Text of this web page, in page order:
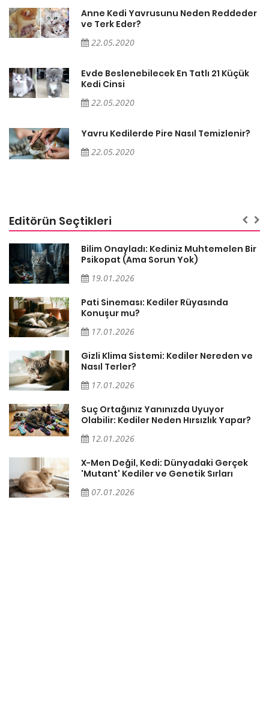
Anne Kedi Yavrusunu Neden Reddeder
ve Terk Eder?
22.05.2020
Evde Beslenebilecek En Tatlı 21 Küçük
Kedi Cinsi
22.05.2020
Yavru Kedilerde Pire Nasıl Temizlenir?
22.05.2020
Editörün Seçtikleri
Bilim Onayladı: Kediniz Muhtemelen Bir
Psikopat (Ama Sorun Yok)
19.01.2026
Pati Sineması: Kediler Rüyasında
Konuşur mu?
17.01.2026
Gizli Klima Sistemi: Kediler Nereden ve
Nasıl Terler?
17.01.2026
Suç Ortağınız Yanınızda Uyuyor
Olabilir: Kediler Neden Hırsızlık Yapar?
12.01.2026
X-Men Değil, Kedi: Dünyadaki Gerçek
'Mutant' Kediler ve Genetik Sırları
07.01.2026